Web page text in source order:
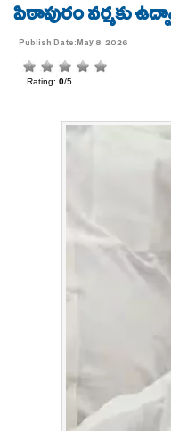
పిఠాపురం వర్మకు
Publish Date:May 8, 2026